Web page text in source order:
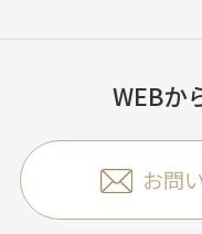
WEBか
お問